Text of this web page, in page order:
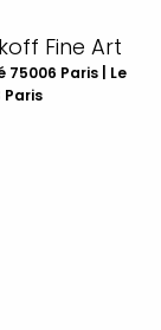
Fine Art
Paris | Le
Paris